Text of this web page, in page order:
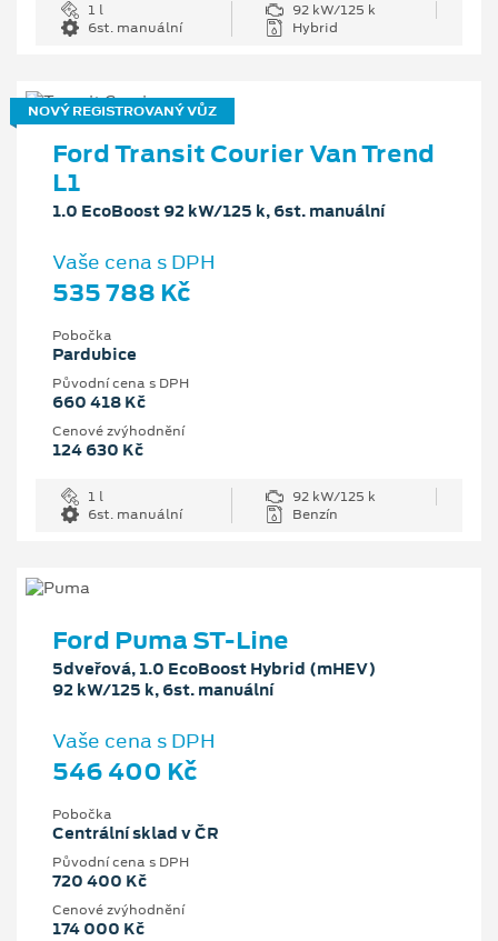
1 l
92 kW/125 k
6st. manuální
Hybrid
NOVÝ REGISTROVANÝ VŮZ
Ford Transit Courier Van Trend
L1
1.0 EcoBoost 92 kW/125 k, 6st. manuální
Vaše cena s DPH
535 788 Kč
Pobočka
Pardubice
Původní cena s DPH
660 418 Kč
Cenové zvýhodnění
124 630 Kč
1 l
92 kW/125 k
6st. manuální
Benzín
Ford Puma ST-Line
5dveřová, 1.0 EcoBoost Hybrid (mHEV)
92 kW/125 k, 6st. manuální
Vaše cena s DPH
546 400 Kč
Pobočka
Centrální sklad v ČR
Původní cena s DPH
720 400 Kč
Cenové zvýhodnění
174 000 Kč